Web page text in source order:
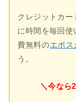
クレジットカ
に時間を毎回使
費無料のエポス
う。
＼今なら